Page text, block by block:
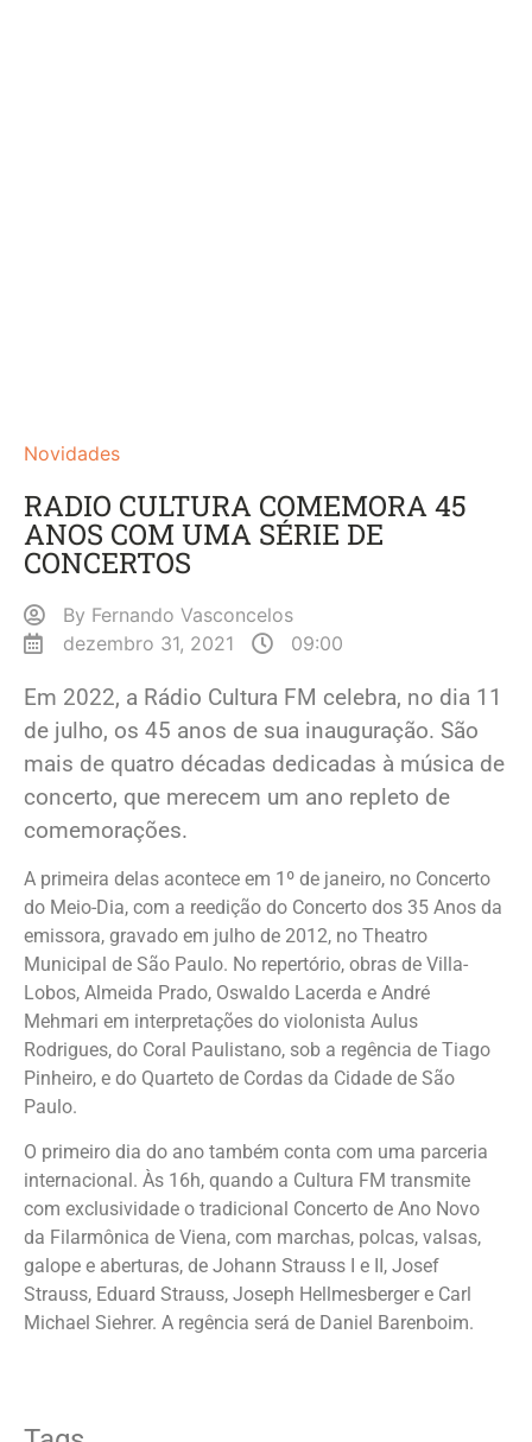
Novidades
RADIO CULTURA COMEMORA 45
ANOS COM UMA SÉRIE DE
CONCERTOS
By Fernando Vasconcelos
dezembro 31, 2021
09:00
Em 2022, a Rádio Cultura FM celebra, no dia 11
de julho, os 45 anos de sua inauguração. São
mais de quatro décadas dedicadas à música de
concerto, que merecem um ano repleto de
comemorações.
A primeira delas acontece em 1º de janeiro, no Concerto
do Meio-Dia, com a reedição do Concerto dos 35 Anos da
emissora, gravado em julho de 2012, no Theatro
Municipal de São Paulo. No repertório, obras de Villa-
Lobos, Almeida Prado, Oswaldo Lacerda e André
Mehmari em interpretações do violonista Aulus
Rodrigues, do Coral Paulistano, sob a regência de Tiago
Pinheiro, e do Quarteto de Cordas da Cidade de São
Paulo.
O primeiro dia do ano também conta com uma parceria
internacional. Às 16h, quando a Cultura FM transmite
com exclusividade o tradicional Concerto de Ano Novo
da Filarmônica de Viena, com marchas, polcas, valsas,
galope e aberturas, de Johann Strauss I e II, Josef
Strauss, Eduard Strauss, Joseph Hellmesberger e Carl
Michael Siehrer. A regência será de Daniel Barenboim.